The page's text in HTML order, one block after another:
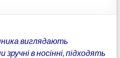
виглядають
в носінні, підходять